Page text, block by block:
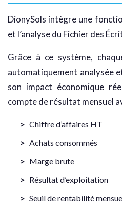
DionySols intègre une
et l’analyse du Fichier des
Grâce à ce système,
automatiquement analysée
son impact économique
compte de résultat mensuel
Chiffre d’affaires HT
Achats consommés
Marge brute
Résultat d’exploitation
Seuil de rentabilité